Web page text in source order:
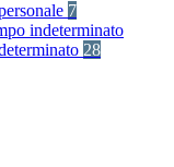
7
indeterminato
28